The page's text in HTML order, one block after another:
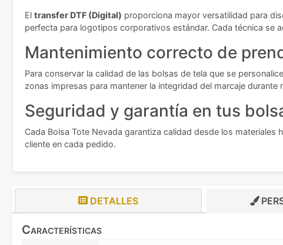
El transfer DTF (Digital) proporciona mayor versatilidad para
perfecta para logotipos corporativos estándar. Cada técnica se
Mantenimiento correcto de
Para conservar la calidad de las bolsas de tela que se
zonas impresas para mantener la integridad del marcaje durante
Seguridad y garantía en tus
Cada Bolsa Tote Nevada garantiza calidad desde los
cliente en cada pedido.
DETALLES
Características